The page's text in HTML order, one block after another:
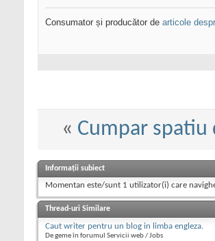
Consumator și producător de articole
« Cumpar
Informații subiect
Momentan este/sunt 1 utilizator(i) care
Thread-uri Similare
Caut writer pentru un blog in limba engleza.
De geme în forumul Servicii web / Jobs